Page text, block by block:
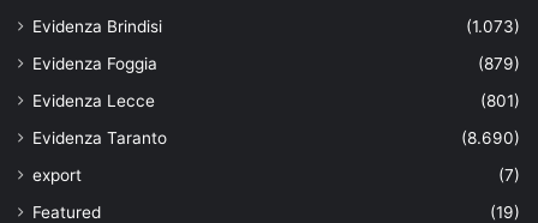
Evidenza Brindisi
(1.073)
Evidenza Foggia
(879)
Evidenza Lecce
(801)
Evidenza Taranto
(8.690)
export
(7)
Featured
(19)